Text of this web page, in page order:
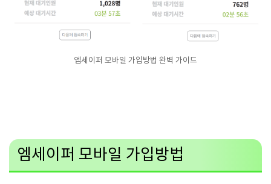
엠세이퍼 모바일 가입방법 완벽 가이드
엠세이퍼 모바일 가입방법